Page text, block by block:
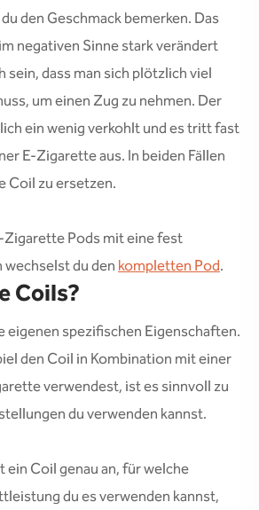
den Geschmack bemerken. Das
negativen Sinne stark verändert
sein, dass man sich plötzlich viel
um einen Zug zu nehmen. Der
ein wenig verkohlt und es tritt fast
E-Zigarette aus. In beiden Fällen
Coil zu ersetzen.
Pods mit eine fest
du denkompletten Pod.
Coils?
eigenen spezifischen Eigenschaften.
den Coil in Kombination mit einer
verwendest, ist es sinnvoll zu
du verwenden kannst.
Coil genau an, für welche
du es verwenden kannst,